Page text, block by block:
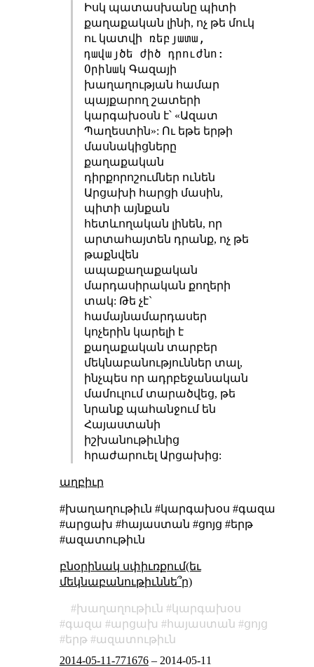
Իսկ պատասխանը պիտի
քաղաքական լինի, ոչ թե մուկ
ու կատվի
ռեբյատա,
դավայծե ժիծ դրուժնո:
Օրինակ Գազայի
խաղաղության համար
պայքարող շատերի
կարգախօսն է՝ «Ազատ
Պաղեստին»: Ու եթե երթի
մասնակիցները
քաղաքական
դիրքորոշումներ ունեն
Արցախի հարցի մասին,
պիտի այնքան
հետևողական լինեն, որ
արտահայտեն դրանք, ոչ թե
թաքնվեն
ապաքաղաքական
մարդասիրական քողերի
տակ: Թե չէ`
համայնամարդասեր
կոչերին կարելի է
քաղաքական տարբեր
մեկնաբանություններ տալ,
ինչպես որ ադրբեջանական
մամուլում տարածվեց, թե
նրանք պահանջում են
Հայաստանի
իշխանութիւնից
հրաժարուել Արցախից:
աղբիւր
#խաղաղութիւն #կարգախօս #գազա
#արցախ #հայաստան #ցոյց #երթ
#ազատութիւն
բնօրինակ սփիւռքում(եւ
մեկնաբանութիւննե՞ր)
խաղաղութիւն
կարգախօս
գազա
արցախ հայաստան
ցոյց
երթ
ազատութիւն
2014-05-11-771676– 2014-05-11